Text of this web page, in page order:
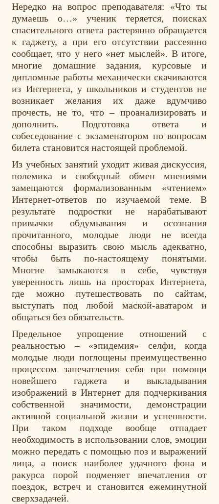
Нередко на вопрос преподавателя: «Что ты
думаешь о…» ученик теряется, поисках
спасительного ответа растерянно обращается
к гаджету, а при его отсутствии рассеянно
сообщает, что у него «нет мыслей». В итоге,
многие домашние задания, курсовые и
дипломные работы механически скачиваются
из Интернета, у школьников и студентов не
возникает желания их даже вдумчиво
прочесть, не то, что – проанализировать и
дополнить. Подготовка ответа и
собеседование с экзаменатором по вопросам
билета становится настоящей проблемой.
Из учебных занятий уходит живая дискуссия,
полемика и свободный обмен мнениями
замещаются формализованным «чтением»
Интернет-ответов по изучаемой теме. В
результате подростки не нарабатывают
привычки обдумывания и осознания
прочитанного, молодые люди не всегда
способны выразить свою мысль адекватно,
чтобы быть по-настоящему понятыми.
Многие замыкаются в себе, чувствуя
уверенность лишь на просторах Интернета,
где можно путешествовать по сайтам,
выступать под любой маской-аватаром и
общаться без обязательств.
Предельное упрощение отношений с
реальностью – «эпидемия» селфи, когда
молодые люди поглощены преимущественно
процессом запечатления себя при помощи
новейшего гаджета и выкладывания
изображений в Интернет для подчеркивания
собственной значимости, демонстрации
активной социальной жизни и успешности.
При таком подходе вообще отпадает
необходимость в использовании слов, эмоции
можно передать с помощью поз и выражений
лица, а поиск наиболее удачного фона и
ракурса порой подменяет впечатления от
поездок, встреч и становится ежеминутной
сверхзадачей.